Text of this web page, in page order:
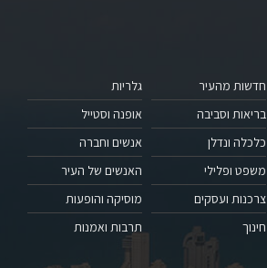
חדשות מהעיר
בריאות וסביבה
כלכלה ונדלן
משפט ופלילי
צרכנות ועסקים
חינוך
גלריות
אופנה וסטייל
אנשים וחברה
האנשים של העיר
מוסיקה והופעות
תרבות ואמנות